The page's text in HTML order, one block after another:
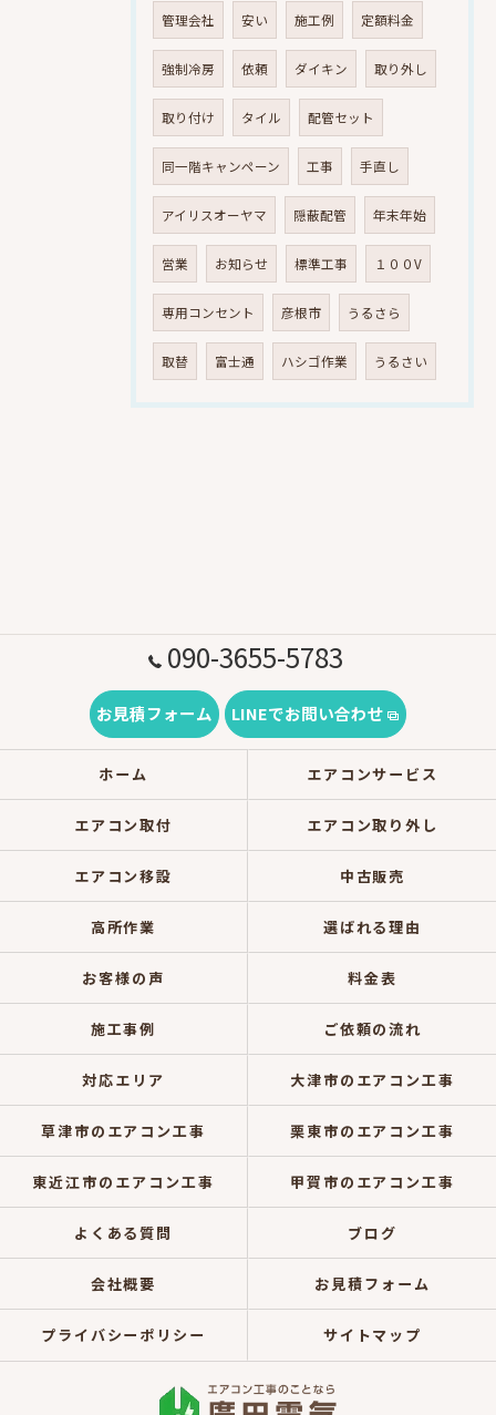
管理会社 安い 施工例 定額料金
強制冷房 依頼 ダイキン 取り外し
取り付け タイル 配管セット
同一階キャンペーン 工事 手直し
アイリスオーヤマ 隠蔽配管 年末年始
営業 お知らせ 標準工事 １００V
専用コンセント 彦根市 うるさら
取替 富士通 ハシゴ作業 うるさい
090-3655-5783
お見積フォーム LINEでお問い合わせ
ホーム エアコンサービス
エアコン取付 エアコン取り外し
エアコン移設 中古販売
高所作業 選ばれる理由
お客様の声 料金表
施工事例 ご依頼の流れ
対応エリア 大津市のエアコン工事
草津市のエアコン工事 栗東市のエアコン工事
東近江市のエアコン工事 甲賀市のエアコン工事
よくある質問 ブログ
会社概要 お見積フォーム
プライバシーポリシー サイトマップ